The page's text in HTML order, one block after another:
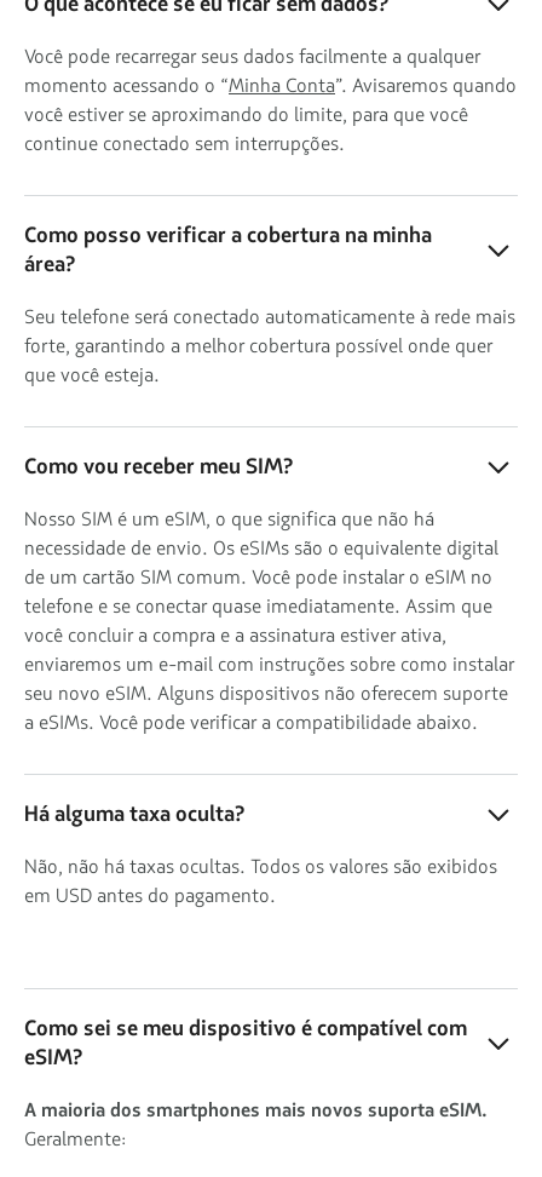
Você pode recarregar seus dados facilmente a qualquer
momento acessando o “Minha Conta”. Avisaremos quando
você estiver se aproximando do limite, para que você
continue conectado sem interrupções.
Como posso verificar a cobertura na minha
área?
Seu telefone será conectado automaticamente à rede mais
forte, garantindo a melhor cobertura possível onde quer
que você esteja.
Como vou receber meu SIM?
Nosso SIM é um eSIM, o que significa que não há
necessidade de envio. Os eSIMs são o equivalente digital
de um cartão SIM comum. Você pode instalar o eSIM no
telefone e se conectar quase imediatamente. Assim que
você concluir a compra e a assinatura estiver ativa,
enviaremos um e-mail com instruções sobre como instalar
seu novo eSIM. Alguns dispositivos não oferecem suporte
a eSIMs. Você pode verificar a compatibilidade abaixo.
Há alguma taxa oculta?
Não, não há taxas ocultas. Todos os valores são exibidos
em USD antes do pagamento.
Como sei se meu dispositivo é compatível com
eSIM?
A maioria dos smartphones mais novos suporta eSIM.
Geralmente: